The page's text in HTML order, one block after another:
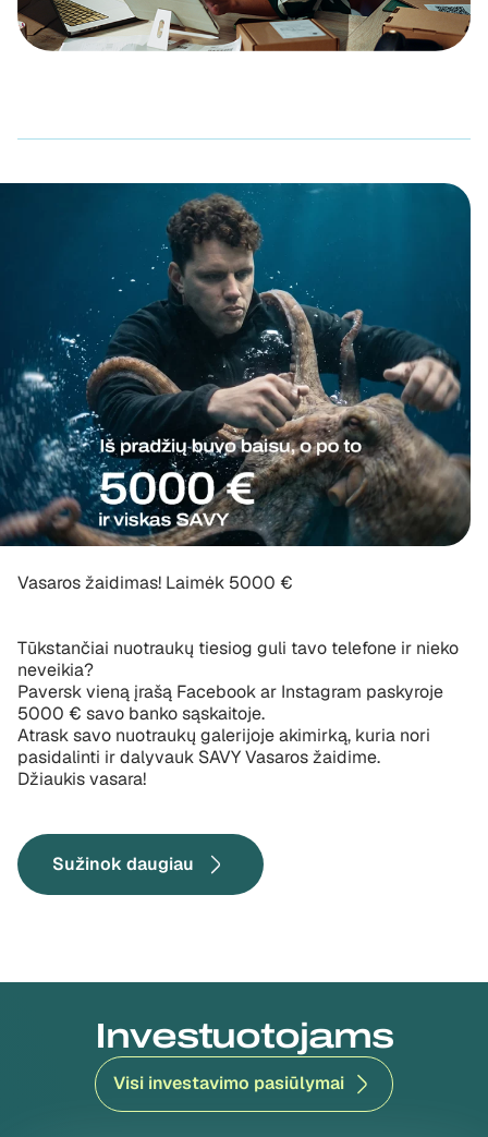
Vasaros žaidimas! Laimėk 5000 €
Tūkstančiai nuotraukų tiesiog guli tavo telefone ir nieko
neveikia?
Paversk vieną įrašą Facebook ar Instagram paskyroje
5000 € savo banko sąskaitoje.
Atrask savo nuotraukų galerijoje akimirką, kuria nori
pasidalinti ir dalyvauk SAVY Vasaros žaidime.
Džiaukis vasara!
Sužinok daugiau
Investuotojams
Visi investavimo pasiūlymai